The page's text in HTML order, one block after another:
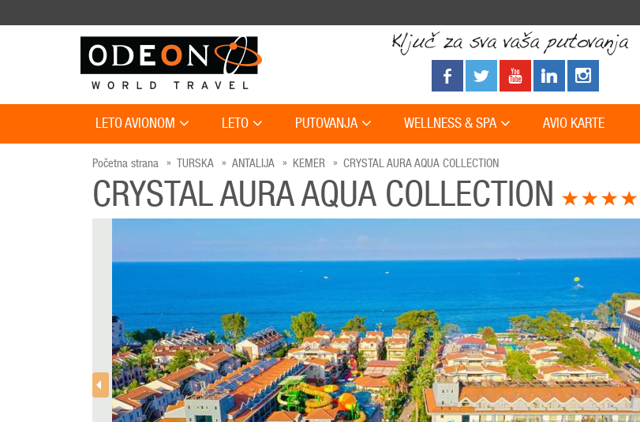
LETO AVIONOM LETO PUTOVANJA WELLNESS & SPA AVIO KARTE
Početna strana TURSKA ANTALIJA KEMER CRYSTAL AURA AQUA COLLECTION
CRYSTAL AURA AQUA COLLECTION